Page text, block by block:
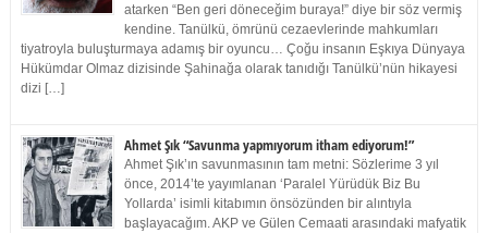
atarken “Ben geri döneceğim buraya!” diye bir söz vermiş
kendine. Tanülkü, ömrünü cezaevlerinde mahkumları
tiyatroyla buluşturmaya adamış bir oyuncu… Çoğu insanın Eşkıya Dünyaya
Hükümdar Olmaz dizisinde Şahinağa olarak tanıdığı Tanülkü’nün hikayesi
dizi […]
Ahmet Şık “Savunma yapmıyorum itham ediyorum!”
Ahmet Şık’ın savunmasının tam metni: Sözlerime 3 yıl
önce, 2014’te yayımlanan ‘Paralel Yürüdük Biz Bu
Yollarda’ isimli kitabımın önsözünden bir alıntıyla
başlayacağım. AKP ve Gülen Cemaati arasındaki mafyatik